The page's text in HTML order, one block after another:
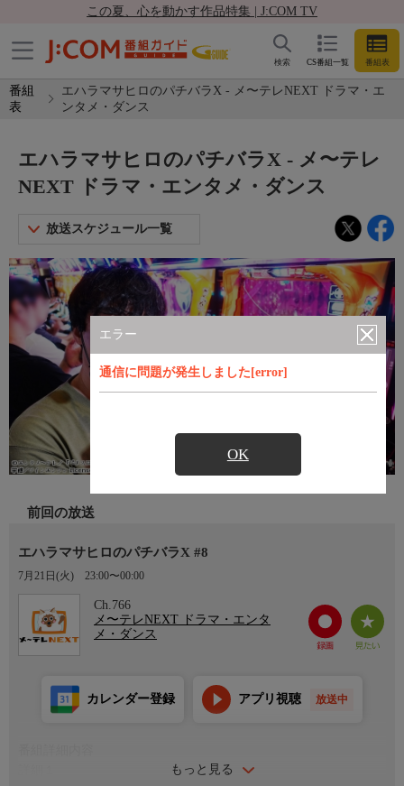
この夏、心を動かす作品特集 | J:COM TV
CS番組一覧 番組表
検索
番組
表
エハラマサヒロのパチバラX - メ〜テレNEXT ドラマ・エ
ンタメ・ダンス
エラー
通信に問題が発生しました[error]
OK
エハラマサヒロのパチバラX - メ〜テレ
NEXT ドラマ・エンタメ・ダンス
放送スケジュール一覧
前回の放送
エハラマサヒロのパチバラX #8
7月21日(火) 23:00〜00:00
Ch.766
メ〜テレNEXT ドラマ・エンタ
メ・ダンス
もっと見る
カレンダー登録 アプリ視聴 放送中